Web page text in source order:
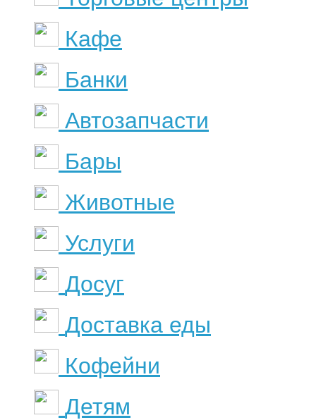
Кафе
Банки
Автозапчасти
Бары
Животные
Услуги
Досуг
Доставка еды
Кофейни
Детям